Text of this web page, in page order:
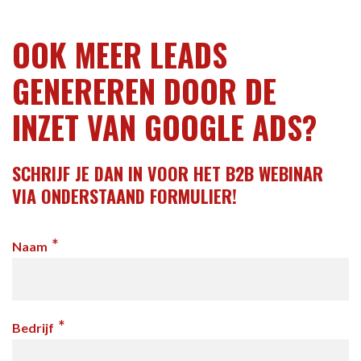
OOK MEER LEADS
GENEREREN DOOR DE
INZET VAN GOOGLE ADS?
SCHRIJF JE DAN IN VOOR HET B2B WEBINAR
VIA ONDERSTAAND FORMULIER!
Naam *
Bedrijf *